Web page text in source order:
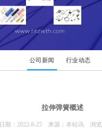
公司新闻 行业动态
拉伸弹簧概述
日期：2022-8-25 来源：本站讯 浏